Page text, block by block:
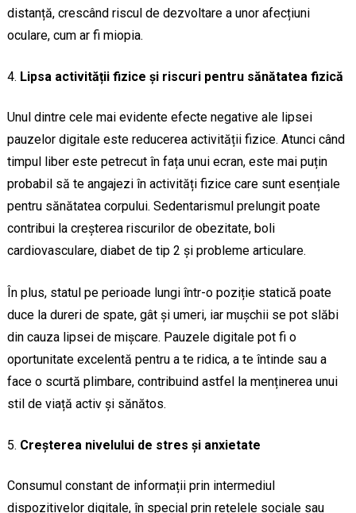
distanță, crescând riscul de dezvoltare a unor afecțiuni
oculare, cum ar fi miopia.
Lipsa activității fizice și riscuri pentru sănătatea fizică
Unul dintre cele mai evidente efecte negative ale lipsei
pauzelor digitale este reducerea activității fizice. Atunci când
timpul liber este petrecut în fața unui ecran, este mai puțin
probabil să te angajezi în activități fizice care sunt esențiale
pentru sănătatea corpului. Sedentarismul prelungit poate
contribui la creșterea riscurilor de obezitate, boli
cardiovasculare, diabet de tip 2 și probleme articulare.
În plus, statul pe perioade lungi într-o poziție statică poate
duce la dureri de spate, gât și umeri, iar mușchii se pot slăbi
din cauza lipsei de mișcare. Pauzele digitale pot fi o
oportunitate excelentă pentru a te ridica, a te întinde sau a
face o scurtă plimbare, contribuind astfel la menținerea unui
stil de viață activ și sănătos.
Creșterea nivelului de stres și anxietate
Consumul constant de informații prin intermediul
dispozitivelor digitale, în special prin rețelele sociale sau